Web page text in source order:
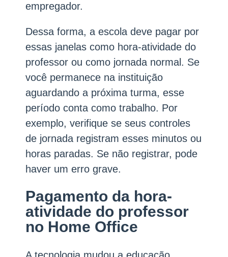
empregador.
Dessa forma, a escola deve pagar por
essas janelas como hora-atividade do
professor ou como jornada normal. Se
você permanece na instituição
aguardando a próxima turma, esse
período conta como trabalho. Por
exemplo, verifique se seus controles
de jornada registram esses minutos ou
horas paradas. Se não registrar, pode
haver um erro grave.
Pagamento da hora-
atividade do professor
no Home Office